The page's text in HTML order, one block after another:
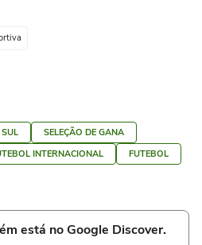
SELEÇÃO DE GANA
INTERNACIONAL
FUTEBOL
está no Google Discover.